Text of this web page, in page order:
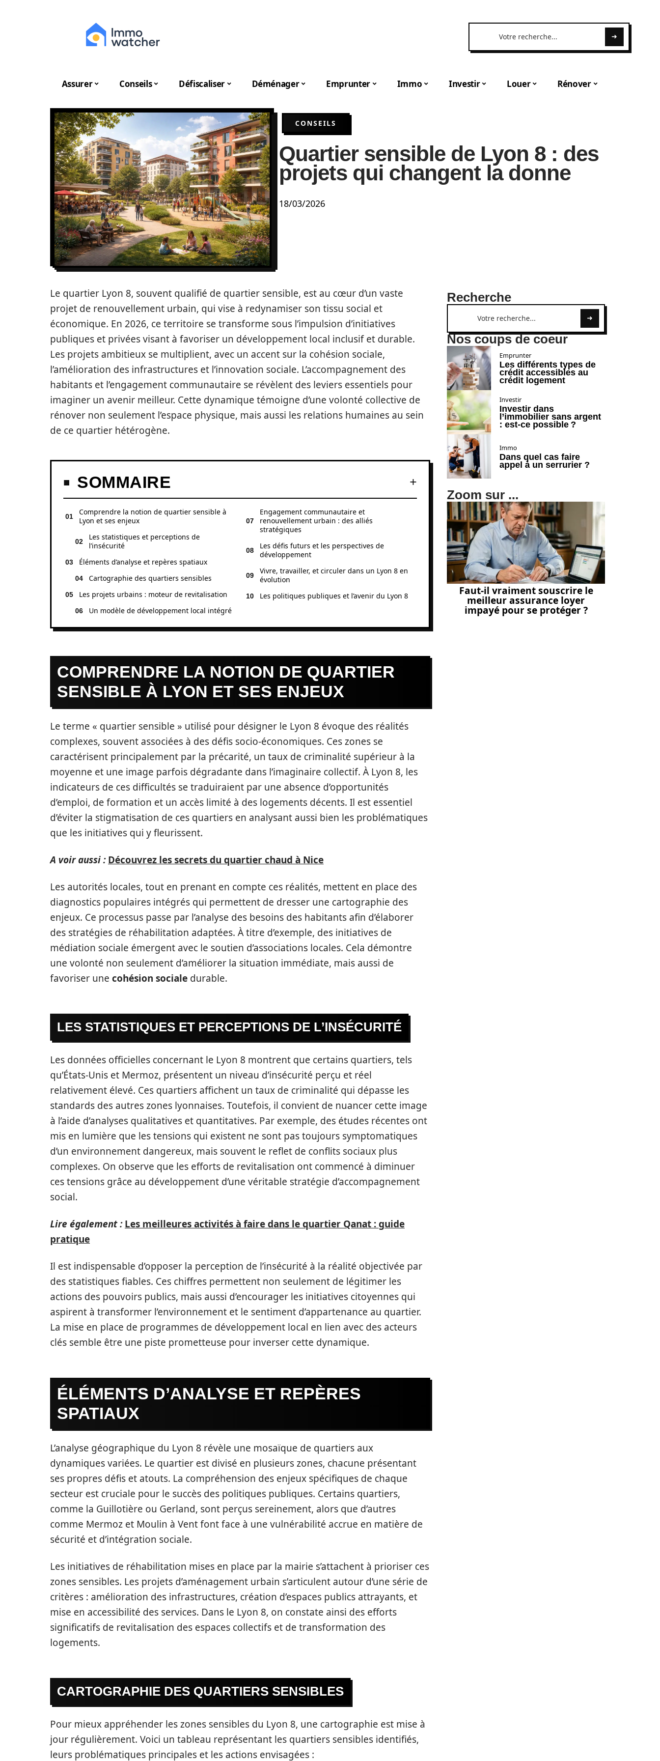
Assurer Conseils Défiscaliser Déménager Emprunter Immo Investir Louer Rénover
CONSEILS
Quartier sensible de Lyon 8 : des
projets qui changent la donne
18/03/2026
Le quartier Lyon 8, souvent qualifié de quartier sensible, est au cœur d’un vaste
projet de renouvellement urbain, qui vise à redynamiser son tissu social et
économique. En 2026, ce territoire se transforme sous l’impulsion d’initiatives
publiques et privées visant à favoriser un développement local inclusif et durable.
Les projets ambitieux se multiplient, avec un accent sur la cohésion sociale,
l’amélioration des infrastructures et l’innovation sociale. L’accompagnement des
habitants et l’engagement communautaire se révèlent des leviers essentiels pour
imaginer un avenir meilleur. Cette dynamique témoigne d’une volonté collective de
rénover non seulement l’espace physique, mais aussi les relations humaines au sein
de ce quartier hétérogène.
SOMMAIRE
Comprendre la notion de quartier sensible à
Lyon et ses enjeux
Les statistiques et perceptions de
l’insécurité
Éléments d’analyse et repères spatiaux
Cartographie des quartiers sensibles
Les projets urbains : moteur de revitalisation
Un modèle de développement local intégré
Engagement communautaire et
renouvellement urbain : des alliés
stratégiques
Les défis futurs et les perspectives de
développement
Vivre, travailler, et circuler dans un Lyon 8 en
évolution
Les politiques publiques et l’avenir du Lyon 8
COMPRENDRE LA NOTION DE QUARTIER
SENSIBLE À LYON ET SES ENJEUX
Le terme « quartier sensible » utilisé pour désigner le Lyon 8 évoque des réalités
complexes, souvent associées à des défis socio-économiques. Ces zones se
caractérisent principalement par la précarité, un taux de criminalité supérieur à la
moyenne et une image parfois dégradante dans l’imaginaire collectif. À Lyon 8, les
indicateurs de ces difficultés se traduiraient par une absence d’opportunités
d’emploi, de formation et un accès limité à des logements décents. Il est essentiel
d’éviter la stigmatisation de ces quartiers en analysant aussi bien les problématiques
que les initiatives qui y fleurissent.
A voir aussi : Découvrez les secrets du quartier chaud à Nice
Les autorités locales, tout en prenant en compte ces réalités, mettent en place des
diagnostics populaires intégrés qui permettent de dresser une cartographie des
enjeux. Ce processus passe par l’analyse des besoins des habitants afin d’élaborer
des stratégies de réhabilitation adaptées. À titre d’exemple, des initiatives de
médiation sociale émergent avec le soutien d’associations locales. Cela démontre
une volonté non seulement d’améliorer la situation immédiate, mais aussi de
favoriser une cohésion sociale durable.
LES STATISTIQUES ET PERCEPTIONS DE L’INSÉCURITÉ
Les données officielles concernant le Lyon 8 montrent que certains quartiers, tels
qu’États-Unis et Mermoz, présentent un niveau d’insécurité perçu et réel
relativement élevé. Ces quartiers affichent un taux de criminalité qui dépasse les
standards des autres zones lyonnaises. Toutefois, il convient de nuancer cette image
à l’aide d’analyses qualitatives et quantitatives. Par exemple, des études récentes ont
mis en lumière que les tensions qui existent ne sont pas toujours symptomatiques
d’un environnement dangereux, mais souvent le reflet de conflits sociaux plus
complexes. On observe que les efforts de revitalisation ont commencé à diminuer
ces tensions grâce au développement d’une véritable stratégie d’accompagnement
social.
Lire également : Les meilleures activités à faire dans le quartier Qanat : guide
pratique
Il est indispensable d’opposer la perception de l’insécurité à la réalité objectivée par
des statistiques fiables. Ces chiffres permettent non seulement de légitimer les
actions des pouvoirs publics, mais aussi d’encourager les initiatives citoyennes qui
aspirent à transformer l’environnement et le sentiment d’appartenance au quartier.
La mise en place de programmes de développement local en lien avec des acteurs
clés semble être une piste prometteuse pour inverser cette dynamique.
ÉLÉMENTS D’ANALYSE ET REPÈRES
SPATIAUX
L’analyse géographique du Lyon 8 révèle une mosaïque de quartiers aux
dynamiques variées. Le quartier est divisé en plusieurs zones, chacune présentant
ses propres défis et atouts. La compréhension des enjeux spécifiques de chaque
secteur est cruciale pour le succès des politiques publiques. Certains quartiers,
comme la Guillotière ou Gerland, sont perçus sereinement, alors que d’autres
comme Mermoz et Moulin à Vent font face à une vulnérabilité accrue en matière de
sécurité et d’intégration sociale.
Les initiatives de réhabilitation mises en place par la mairie s’attachent à prioriser ces
zones sensibles. Les projets d’aménagement urbain s’articulent autour d’une série de
critères : amélioration des infrastructures, création d’espaces publics attrayants, et
mise en accessibilité des services. Dans le Lyon 8, on constate ainsi des efforts
significatifs de revitalisation des espaces collectifs et de transformation des
logements.
CARTOGRAPHIE DES QUARTIERS SENSIBLES
Pour mieux appréhender les zones sensibles du Lyon 8, une cartographie est mise à
jour régulièrement. Voici un tableau représentant les quartiers sensibles identifiés,
leurs problématiques principales et les actions envisagées :
Recherche
Nos coups de coeur
Emprunter
Les différents types de
crédit accessibles au
crédit logement
Investir
Investir dans
l’immobilier sans argent
: est-ce possible ?
Immo
Dans quel cas faire
appel à un serrurier ?
Zoom sur ...
Faut-il vraiment souscrire le
meilleur assurance loyer
impayé pour se protéger ?